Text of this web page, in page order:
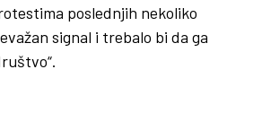
poslednjih nekoliko
signal i trebalo bi da ga